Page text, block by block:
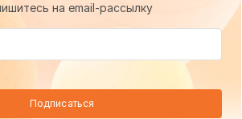
на email-рассылку
Подписаться